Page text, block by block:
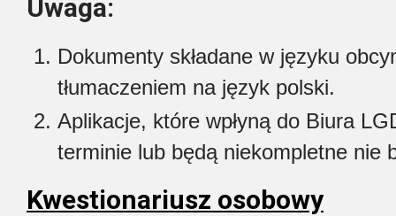
Uwaga:
Dokumenty składane w języku
tłumaczeniem na język polski.
Aplikacje, które wpłyną do Biura
terminie lub będą niekompletne nie
Kwestionariusz osobowy